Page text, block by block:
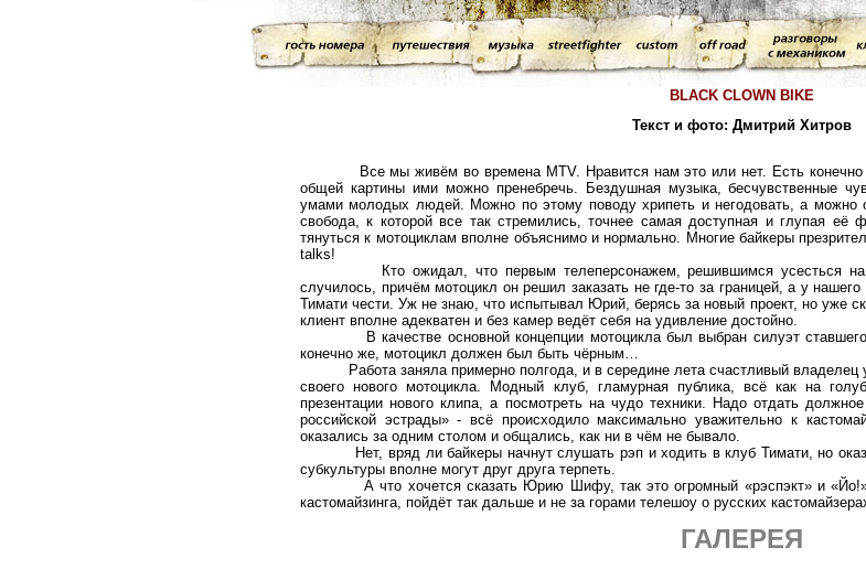
BLACK CLOWN BIKE
Текст и фото: Дмитрий Хитров
Все мы живём во времена MTV. Нравится нам это или нет. Есть конечно
общей картины ими можно пренебречь. Бездушная музыка, бесчувственные
умами молодых людей. Можно по этому поводу хрипеть и негодовать, а можно
свобода, к которой все так стремились, точнее самая доступная и глупая её
тянуться к мотоциклам вполне объяснимо и нормально. Многие байкеры
talks!
Кто ожидал, что первым телеперсонажем, решившимся усесться на
случилось, причём мотоцикл он решил заказать не где-то за границей, а у
Тимати чести. Уж не знаю, что испытывал Юрий, берясь за новый проект, но уже
клиент вполне адекватен и без камер ведёт себя на удивление достойно.
В качестве основной концепции мотоцикла был выбран силуэт ставшего
конечно же, мотоцикл должен был быть чёрным…
Работа заняла примерно полгода, и в середине лета счастливый владелец
своего нового мотоцикла. Модный клуб, гламурная публика, всё как на
презентации нового клипа, а посмотреть на чудо техники. Надо отдать
российской эстрады» - всё происходило максимально уважительно к
оказались за одним столом и общались, как ни в чём не бывало.
Нет, вряд ли байкеры начнут слушать рэп и ходить в клуб Тимати, но
субкультуры вполне могут друг друга терпеть.
А что хочется сказать Юрию Шифу, так это огромный «рэспэкт» и «Йо!»
кастомайзинга, пойдёт так дальше и не за горами телешоу о русских
ГАЛЕРЕЯ